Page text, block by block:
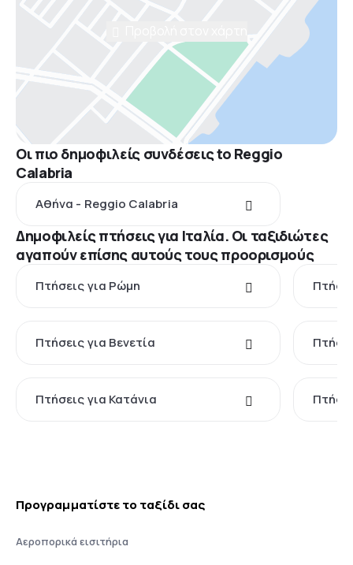
Οι πιο δημοφιλείς συνδέσεις to Reggio
Calabria
Αθήνα - Reggio Calabria
Δημοφιλείς πτήσεις για Ιταλία. Οι ταξιδιώτες
αγαπούν επίσης αυτούς τους προορισμούς
Πτήσεις για Ρώμη
Πτήσεις για Βενετία
Πτήσεις για Κατάνια
Προγραμματίστε το ταξίδι σας
Αεροπορικά εισιτήρια